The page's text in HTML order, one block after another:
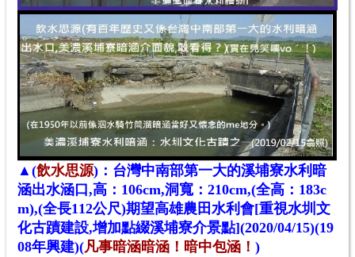
▲(飲水思源)： 台灣中南部第一大的溪埔寮水利暗
涵出水涵口,高：106cm,洞寬：210cm,(全高：183c
m),(全長112公尺)期望高雄農田水利會[重視水圳文
化古蹟建設,增加點綴溪埔寮介景點](2020/04/15)(19
08年興建)(凡事暗涵暗涵！暗中包涵！ )